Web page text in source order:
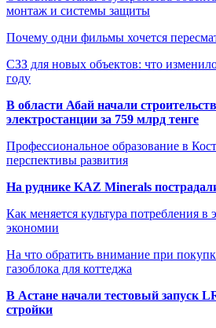
монтаж и системы защиты
Почему одни фильмы хочется
СЗЗ для новых объектов: что
году
В области Абай начали
электростанции за 759 млрд тенге
Профессиональное образование в
перспективы развития
На руднике KAZ Minerals
Как меняется культура потребления в
экономии
На что обратить внимание при
газоблока для коттеджа
В Астане начали тестовый запуск
стройки